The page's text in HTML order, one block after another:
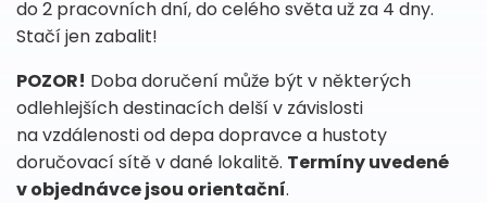
do 2 pracovních dní, do celého světa už za 4 dny.
Stačí jen zabalit!
POZOR! Doba doručení může být v některých
odlehlejších destinacích delší v závislosti
na vzdálenosti od depa dopravce a hustoty
doručovací sítě v dané lokalitě. Termíny uvedené
v objednávce jsou orientační.